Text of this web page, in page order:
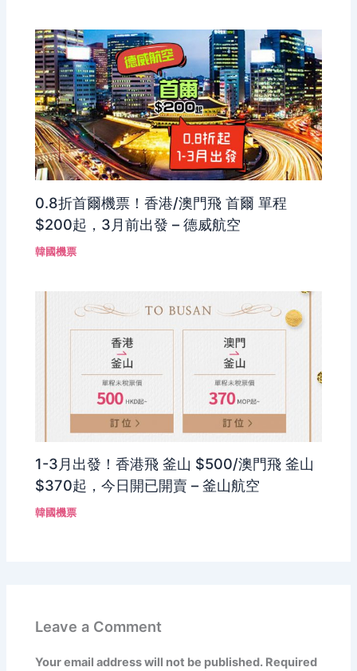
0.8折首爾機票！香港/澳門飛 首爾 單程
$200起，3月前出發 – 德威航空
韓國機票
1-3月出發！香港飛 釜山 $500/澳門飛 釜山
$370起，今日開已開賣 – 釜山航空
韓國機票
Leave a Comment
Your email address will not be published. Required